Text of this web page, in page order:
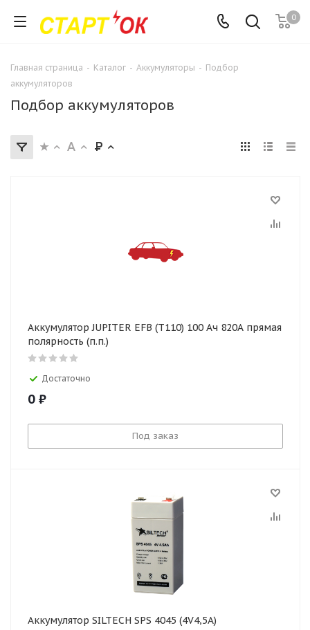
0
Главная страница - Каталог - Аккумуляторы - Подбор
аккумуляторов
Подбор аккумуляторов
Аккумулятор JUPITER EFB (T110) 100 Ач 820А прямая
полярность (п.п.)
Достаточно
0 ₽
Под заказ
Аккумулятор SILTECH SPS 4045 (4V4,5A)